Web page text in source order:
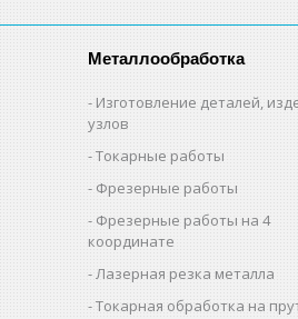
Металлообработка
Изготовление деталей,
узлов
Токарные работы
Фрезерные работы
Фрезерные работы на 4
координате
Лазерная резка металла
Токарная обработка на